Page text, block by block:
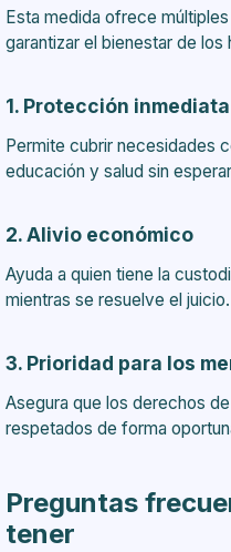
Esta medida ofrece
garantizar el bienestar de los
1. Protección inmediata
Permite cubrir necesidades
educación y salud sin
2. Alivio económico
Ayuda a quien tiene la
mientras se resuelve el juicio.
3. Prioridad para los
Asegura que los derechos
respetados de forma
Preguntas
tener